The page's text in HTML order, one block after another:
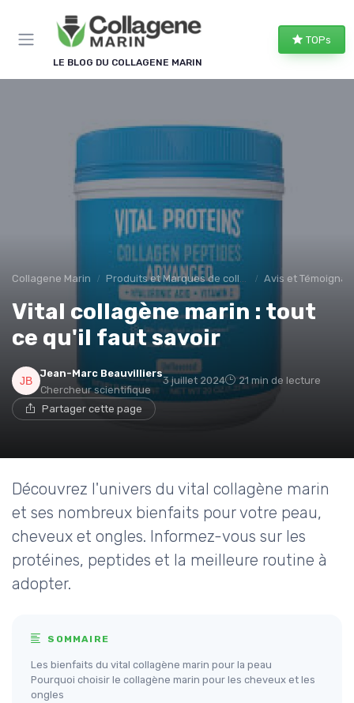
LE BLOG DU COLLAGENE MARIN
TOPs
Collagene Marin Produits et Marques de collagene marin Avis et
Vital collagène marin : tout
ce qu'il faut savoir
Jean-Marc Beauvilliers
Chercheur scientifique
3 juillet 2024 21 min de lecture
Partager cette page
Découvrez l'univers du vital collagène marin
et ses nombreux bienfaits pour votre peau,
cheveux et ongles. Informez-vous sur les
protéines, peptides et la meilleure routine à
adopter.
SOMMAIRE
Les bienfaits du vital collagène marin pour la peau
Pourquoi choisir le collagène marin pour les cheveux et les
ongles